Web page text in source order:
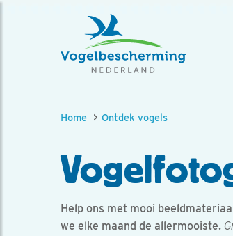
Home Ontdek vogels
Help ons met mooi
we elke maand de allermooiste.